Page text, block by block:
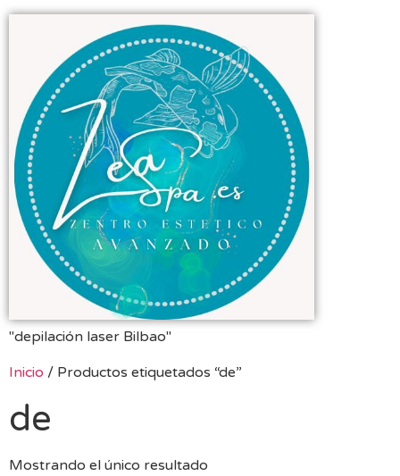
"depilación laser Bilbao"
Inicio / Productos etiquetados “de”
de
Mostrando el único resultado